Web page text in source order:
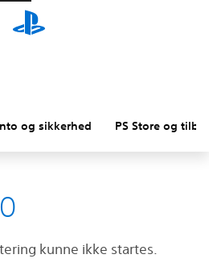
og sikkerhed PS Store og
kunne ikke startes.